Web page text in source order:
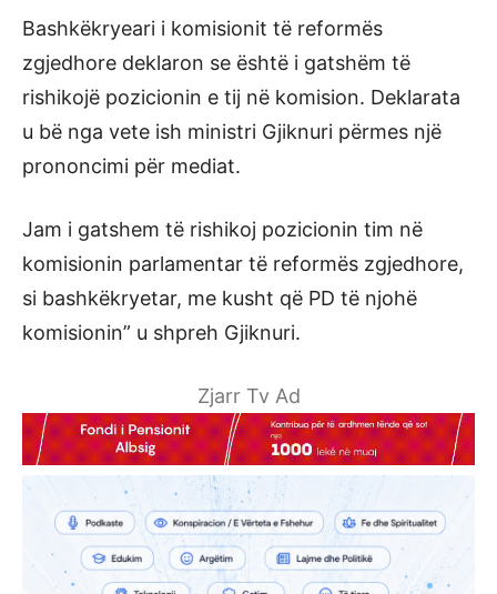
Bashkëkryeari i komisionit të reformës
zgjedhore deklaron se është i gatshëm të
rishikojë pozicionin e tij në komision. Deklarata
u bë nga vete ish ministri Gjiknuri përmes një
prononcimi për mediat.
Jam i gatshem të rishikoj pozicionin tim në
komisionin parlamentar të reformës zgjedhore,
si bashkëkryetar, me kusht që PD të njohë
komisionin” u shpreh Gjiknuri.
Zjarr Tv Ad